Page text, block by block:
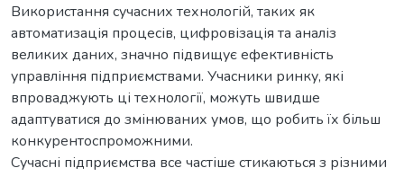
Використання сучасних технологій, таких як
автоматизація процесів, цифровізація та аналіз
великих даних, значно підвищує ефективність
управління підприємствами. Учасники ринку, які
впроваджують ці технології, можуть швидше
адаптуватися до змінюваних умов, що робить їх більш
конкурентоспроможними.
Сучасні підприємства все частіше стикаються з різними